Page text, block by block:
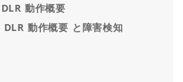
動作概要
動作概要 と障害検知